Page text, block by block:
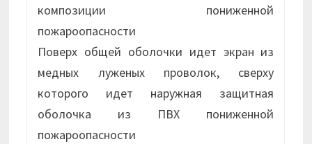
композиции пониженной
пожароопасности
Поверх общей оболочки идет экран из
медных луженых проволок, сверху
которого идет наружная защитная
оболочка из ПВХ пониженной
пожароопасности